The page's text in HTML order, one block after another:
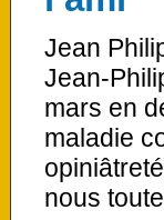
Jean
Jean-
mars en
maladie
nous